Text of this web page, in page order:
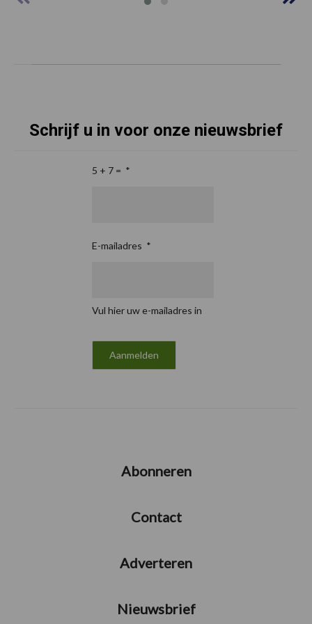
Schrijf u in voor onze nieuwsbrief
5 + 7 = *
E-mailadres *
Vul hier uw e-mailadres in
Abonneren
Contact
Adverteren
Nieuwsbrief